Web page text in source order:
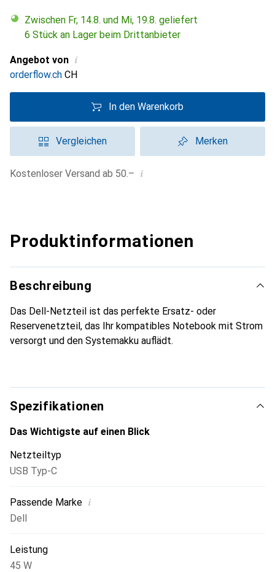
Zwischen Fr, 14.8. und Mi, 19.8. geliefert
6 Stück an Lager beim Drittanbieter
Angebot von i
orderflow.ch CH
In den Warenkorb
Vergleichen Merken
Kostenloser Versand ab 50.– i
Produktinformationen
Beschreibung
Das Dell-Netzteil ist das perfekte Ersatz- oder
Reservenetzteil, das Ihr kompatibles Notebook mit Strom
versorgt und den Systemakku auflädt.
Spezifikationen
Das Wichtigste auf einen Blick
Netzteiltyp
USB Typ-C
Passende Marke i
Dell
Leistung
45 W